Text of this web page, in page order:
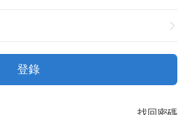
登錄